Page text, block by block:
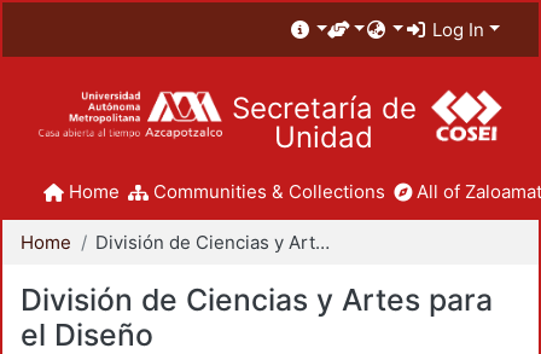
Log In
Secretaría de
Unidad
Home Communities & Collections All of
Home División de Ciencias y Artes para el Diseño
División de Ciencias y Artes para
el Diseño